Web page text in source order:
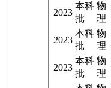
2023
本科
批
物
理
2023
本科
批
物
理
2023
本科
批
物
理